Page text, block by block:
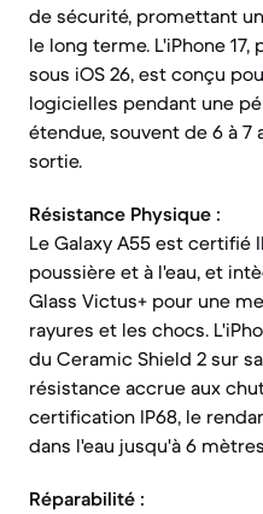
de sécurité, promettant
le long terme. L'iPhone
sous iOS 26, est conçu
logicielles pendant une
étendue, souvent de 6 à 7
sortie.
Résistance Physique :
Le Galaxy A55 est certifié
poussière et à l'eau, et
Glass Victus+ pour une
rayures et les chocs.
du Ceramic Shield 2 sur
résistance accrue aux
certification IP68, le
dans l'eau jusqu'à 6
Réparabilité :